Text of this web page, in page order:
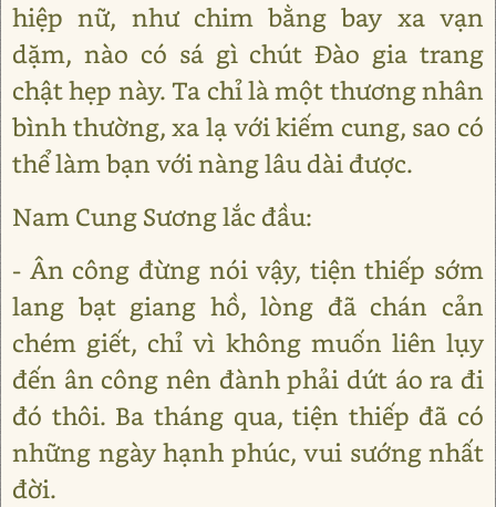
hiệp nữ, như chim bằng bay xa vạn
dặm, nào có sá gì chút Đào gia trang
chật hẹp này. Ta chỉ là một thương nhân
bình thường, xa lạ với kiếm cung, sao có
thể làm bạn với nàng lâu dài được.
Nam Cung Sương lắc đầu:
- Ân công đừng nói vậy, tiện thiếp sớm
lang bạt giang hồ, lòng đã chán cản
chém giết, chỉ vì không muốn liên lụy
đến ân công nên đành phải dứt áo ra đi
đó thôi. Ba tháng qua, tiện thiếp đã có
những ngày hạnh phúc, vui sướng nhất
đời.